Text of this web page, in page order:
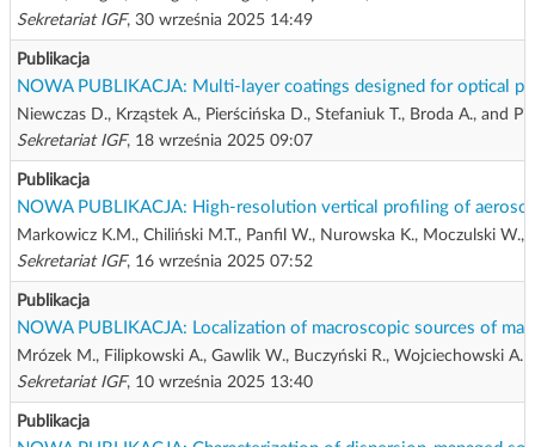
Sekretariat IGF, 30 września 2025 14:49
Publikacja
NOWA PUBLIKACJA: Multi-layer coatings designed for optical
Niewczas D., Krząstek A., Pierścińska D., Stefaniuk T., Broda A., and
Sekretariat IGF, 18 września 2025 09:07
Publikacja
NOWA PUBLIKACJA: High-resolution vertical profiling of
Markowicz K.M., Chiliński M.T., Panfil W., Nurowska K., Moczulski W.,
Sekretariat IGF, 16 września 2025 07:52
Publikacja
NOWA PUBLIKACJA: Localization of macroscopic sources of
Mrózek M., Filipkowski A., Gawlik W., Buczyński R., Wojciechowski
Sekretariat IGF, 10 września 2025 13:40
Publikacja